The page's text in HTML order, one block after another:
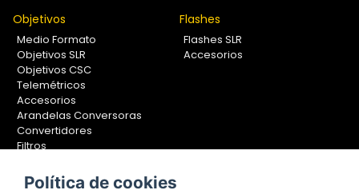
Objetivos
Medio Formato
Objetivos SLR
Objetivos CSC
Telemétricos
Accesorios
Arandelas Conversoras
Convertidores
Filtros
Calibradores
Flashes
Flashes SLR
Accesorios
Política de cookies